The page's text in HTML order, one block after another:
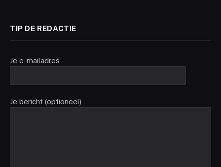
TIP DE REDACTIE
Je e-mailadres
Je bericht (optioneel)